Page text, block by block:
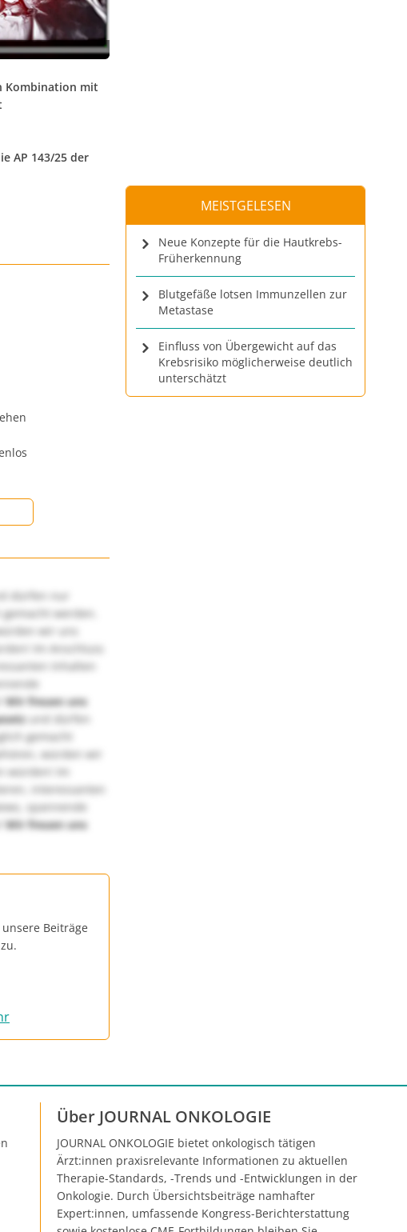
Kombination mit
AP 143/25 der
dürfen nur
werden.
wir uns
Im Anschluss
Inhalten
Wir freuen uns
und dürfen
gemacht
würden wir
würden! Im
interessanten
spannende
Wir freuen uns
Beiträge
MEISTGELESEN
Neue Konzepte für die Hautkrebs-
Früherkennung
Blutgefäße lotsen Immunzellen zur
Metastase
Einfluss von Übergewicht auf das
Krebsrisiko möglicherweise deutlich
unterschätzt
Über JOURNAL ONKOLOGIE
JOURNAL ONKOLOGIE bietet onkologisch tätigen
Ärzt:innen praxisrelevante Informationen zu aktuellen
Therapie-Standards, -Trends und -Entwicklungen in der
Onkologie. Durch Übersichtsbeiträge namhafter
Expert:innen, umfassende Kongress-Berichterstattung